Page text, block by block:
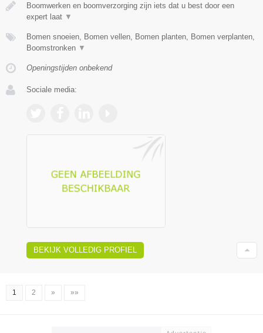
Boomwerken en boomverzorging zijn iets dat u best door een
expert laat ▼
Bomen snoeien, Bomen vellen, Bomen planten, Bomen verplanten,
Boomstronken ▼
Openingstijden onbekend
Sociale media:
BEKIJK VOLLEDIG PROFIEL
1 2 » »»